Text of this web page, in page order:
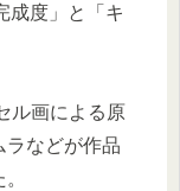
成度」と「キ
ル画による原
ラなどが作品